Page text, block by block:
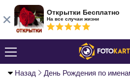
Назад День Рождения по
Открытки Бесплатно
На все случаи жизни